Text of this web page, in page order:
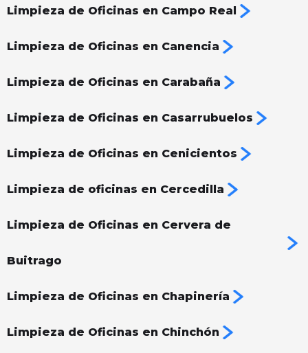
Limpieza de Oficinas en Campo Real
Limpieza de Oficinas en Canencia
Limpieza de Oficinas en Carabaña
Limpieza de Oficinas en Casarrubuelos
Limpieza de Oficinas en Cenicientos
Limpieza de oficinas en Cercedilla
Limpieza de Oficinas en Cervera de
Buitrago
Limpieza de Oficinas en Chapinería
Limpieza de Oficinas en Chinchón